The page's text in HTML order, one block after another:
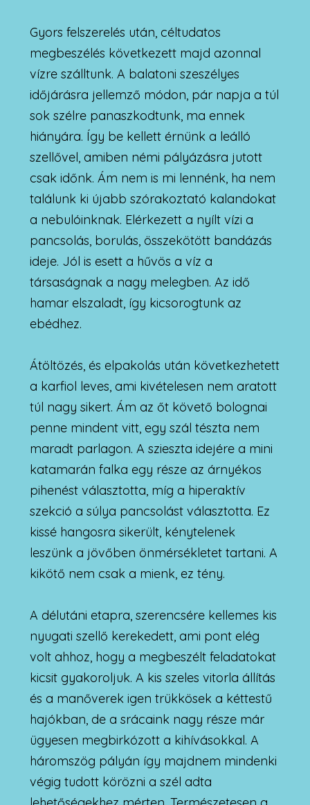
Gyors felszerelés után, céltudatos
megbeszélés következett majd azonnal
vízre szálltunk. A balatoni szeszélyes
időjárásra jellemző módon, pár napja a túl
sok szélre panaszkodtunk, ma ennek
hiányára. Így be kellett érnünk a leálló
szellővel, amiben némi pályázásra jutott
csak időnk. Ám nem is mi lennénk, ha nem
találunk ki újabb szórakoztató kalandokat
a nebulóinknak. Elérkezett a nyílt vízi a
pancsolás, borulás, összekötött bandázás
ideje. Jól is esett a hűvös a víz a
társaságnak a nagy melegben. Az idő
hamar elszaladt, így kicsorogtunk az
ebédhez.
Átöltözés, és elpakolás után következhetett
a karfiol leves, ami kivételesen nem aratott
túl nagy sikert. Ám az őt követő bolognai
penne mindent vitt, egy szál tészta nem
maradt parlagon. A szieszta idejére a mini
katamarán falka egy része az árnyékos
pihenést választotta, míg a hiperaktív
szekció a súlya pancsolást választotta. Ez
kissé hangosra sikerült, kénytelenek
leszünk a jövőben önmérsékletet tartani. A
kikötő nem csak a mienk, ez tény.
A délutáni etapra, szerencsére kellemes kis
nyugati szellő kerekedett, ami pont elég
volt ahhoz, hogy a megbeszélt feladatokat
kicsit gyakoroljuk. A kis szeles vitorla állítás
és a manőverek igen trükkösek a kéttestű
hajókban, de a srácaink nagy része már
ügyesen megbirkózott a kihívásokkal. A
háromszög pályán így majdnem mindenki
végig tudott körözni a szél adta